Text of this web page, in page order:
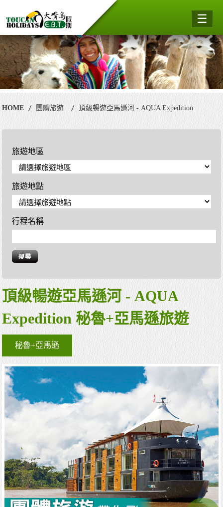
☰
HOME 團體旅遊 頂級暢遊亞馬遜河 - AQUA Expedition
旅遊地區
旅遊地點
行程名稱
頂級暢遊亞馬遜河 - AQUA
Expedition 秘魯+亞馬遜旅遊
秘魯+亞馬遜